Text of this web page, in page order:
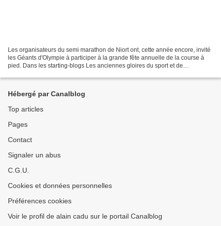
Les organisateurs du semi marathon de Niort ont, cette année encore, invité
les Géants d'Olympie à participer à la grande fête annuelle de la course à
pied. Dans les starting-blogs Les anciennes gloires du sport et de
Hébergé par Canalblog
Top articles
Pages
Contact
Signaler un abus
C.G.U.
Cookies et données personnelles
Préférences cookies
Voir le profil de alain cadu sur le portail Canalblog